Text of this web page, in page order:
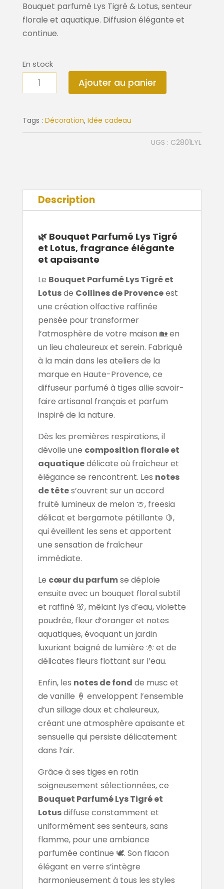
Bouquet parfumé Lys Tigré & Lotus, senteur
florale et aquatique. Diffusion élégante et
continue.
En stock
quantité
de
Parfumé
Lys
Ajouter au panier
Tags : Décoration, Idée cadeau
UGS : C2801LYL
Description
🌿 Bouquet Parfumé Lys Tigré
et Lotus, fragrance élégante
et apaisante
Le Bouquet Parfumé Lys Tigré et
Lotusde Collines de Provenceest
une création olfactive raffinée
pensée pour transformer
l’atmosphère de votre maison 🏡 en
un lieu chaleureux et serein. Fabriqué
à la main dans les ateliers de la
marque en Haute-Provence, ce
diffuseur parfumé à tiges allie savoir-
faire artisanal français et parfum
inspiré de la nature.
Dès les premières respirations, il
dévoile une composition florale et
aquatiquedélicate où fraîcheur et
élégance se rencontrent. Les notes
de têtes’ouvrent sur un accord
fruité lumineux de melon 🍈, freesia
délicat et bergamote pétillante 🍋,
qui éveillent les sens et apportent
une sensation de fraîcheur
immédiate.
Le cœur du parfumse déploie
ensuite avec un bouquet floral subtil
et raffiné 🌸, mêlant lys d’eau, violette
poudrée, fleur d’oranger et notes
aquatiques, évoquant un jardin
luxuriant baigné de lumière 🌞 et de
délicates fleurs flottant sur l’eau.
Enfin, les notes de fond de musc et
de vanille 🍦 enveloppent l’ensemble
d’un sillage doux et chaleureux,
créant une atmosphère apaisante et
sensuelle qui persiste délicatement
dans l’air.
Grâce à ses tiges en rotin
soigneusement sélectionnées, ce
Bouquet Parfumé Lys Tigré et
Lotusdiffuse constamment et
uniformément ses senteurs, sans
flamme, pour une ambiance
parfumée continue 🕊️. Son flacon
élégant en verre s’intègre
harmonieusement à tous les styles